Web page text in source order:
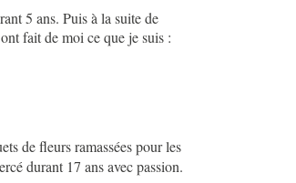
5 ans. Puis à la suite de
fait de moi ce que je suis :
de fleurs ramassées pour les
durant 17 ans avec passion.